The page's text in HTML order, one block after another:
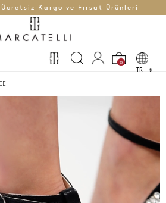
Kargo ve Fırsat Ürünleri
0
TR - t